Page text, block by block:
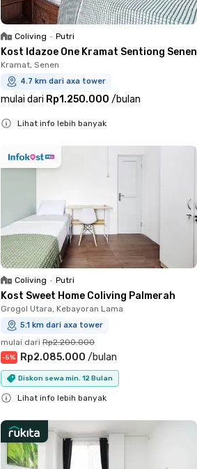
Coliving • Putri
Kost Idazoe One Kramat Sentiong Senen
Kramat, Senen
4.7 km dari axa tower
mulai dari Rp1.250.000 /bulan
Lihat info lebih banyak
Coliving • Putri
Kost Sweet Home Coliving Palmerah
Grogol Utara, Kebayoran Lama
5.1 km dari axa tower
mulai dari Rp2.200.000
-5% Rp2.085.000 /bulan
Diskon sewa min. 12 Bulan
Lihat info lebih banyak